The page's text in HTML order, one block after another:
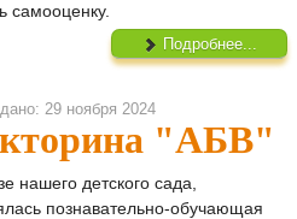
самооценку.
Подробнее...
29 ноября 2024
"АБВ"
нашего детского сада,
познавательно-обучающая